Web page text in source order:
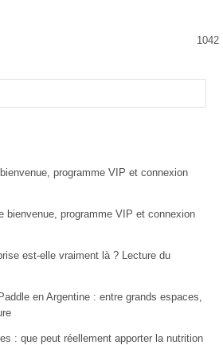
1042
programme VIP et connexion
bienvenue, programme VIP et connexion
est-elle vraiment là ? Lecture du
en Argentine : entre grands espaces,
: que peut réellement apporter la nutrition